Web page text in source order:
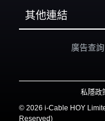
其他連結
廣告查詢
私隱政
© 2026 i-Cable HOY
Reserved)